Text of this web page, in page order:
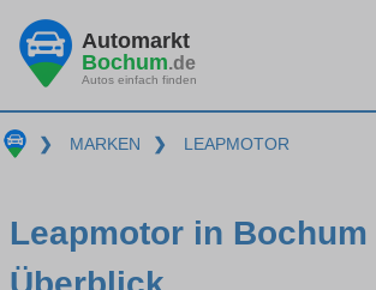
Automarkt
Bochum.de
Autos einfach finden
❯ MARKEN ❯ LEAPMOTOR
Leapmotor in Bochum